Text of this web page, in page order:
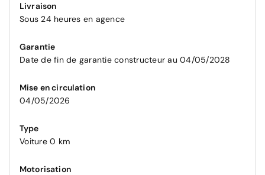
Livraison
Sous 24 heures en agence
Garantie
Date de fin de garantie constructeur au 04/05/2028
Mise en circulation
04/05/2026
Type
Voiture 0 km
Motorisation